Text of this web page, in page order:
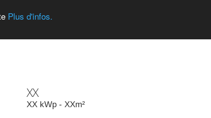
Plus d'infos.
XX
XX kWp - XXm²